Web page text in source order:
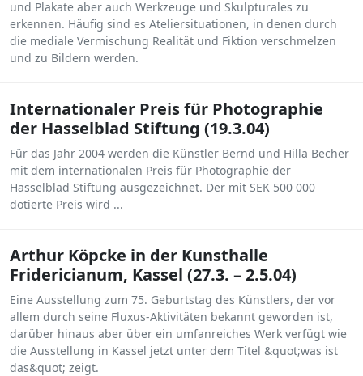
und Plakate aber auch Werkzeuge und Skulpturales zu
erkennen. Häufig sind es Ateliersituationen, in denen durch
die mediale Vermischung Realität und Fiktion verschmelzen
und zu Bildern werden.
Internationaler Preis für Photographie
der Hasselblad Stiftung (19.3.04)
Für das Jahr 2004 werden die Künstler Bernd und Hilla Becher
mit dem internationalen Preis für Photographie der
Hasselblad Stiftung ausgezeichnet. Der mit SEK 500 000
dotierte Preis wird ...
Arthur Köpcke in der Kunsthalle
Fridericianum, Kassel (27.3. – 2.5.04)
Eine Ausstellung zum 75. Geburtstag des Künstlers, der vor
allem durch seine Fluxus-Aktivitäten bekannt geworden ist,
darüber hinaus aber über ein umfanreiches Werk verfügt wie
die Ausstellung in Kassel jetzt unter dem Titel &quot;was ist
das&quot; zeigt.